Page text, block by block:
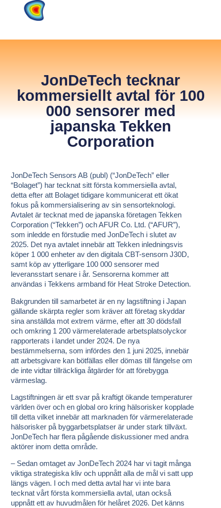
JonDeTech tecknar
kommersiellt avtal för 100
000 sensorer med
japanska Tekken
Corporation
JonDeTech Sensors AB (publ) (“JonDeTech” eller
“Bolaget”) har tecknat sitt första kommersiella avtal,
detta efter att Bolaget tidigare kommunicerat ett ökat
fokus på kommersialisering av sin sensorteknologi.
Avtalet är tecknat med de japanska företagen Tekken
Corporation (“Tekken”) och AFUR Co. Ltd. (“AFUR”),
som inledde en förstudie med JonDeTech i slutet av
2025. Det nya avtalet innebär att Tekken inledningsvis
köper 1 000 enheter av den digitala CBT-sensorn J30D,
samt köp av ytterligare 100 000 sensorer med
leveransstart senare i år. Sensorerna kommer att
användas i Tekkens armband för Heat Stroke Detection.
Bakgrunden till samarbetet är en ny lagstiftning i Japan
gällande skärpta regler som kräver att företag skyddar
sina anställda mot extrem värme, efter att 30 dödsfall
och omkring 1 200 värmerelaterade arbetsplatsolyckor
rapporterats i landet under 2024. De nya
bestämmelserna, som infördes den 1 juni 2025, innebär
att arbetsgivare kan bötfällas eller dömas till fängelse om
de inte vidtar tillräckliga åtgärder för att förebygga
värmeslag.
Lagstiftningen är ett svar på kraftigt ökande temperaturer
världen över och en global oro kring hälsorisker kopplade
till detta vilket innebär att marknaden för värmerelaterade
hälsorisker på byggarbetsplatser är under stark tillväxt.
JonDeTech har flera pågående diskussioner med andra
aktörer inom detta område.
– Sedan omtaget av JonDeTech 2024 har vi tagit många
viktiga strategiska kliv och uppnått alla de mål vi satt upp
längs vägen. I och med detta avtal har vi inte bara
tecknat vårt första kommersiella avtal, utan också
uppnått ett av huvudmålen för helåret 2026. Det känns